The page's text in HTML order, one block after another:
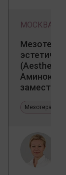
МОСКВА
(Aesthetic
Мезотерапия